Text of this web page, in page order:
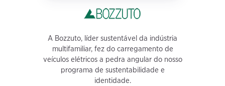
A Bozzuto, líder sustentável da indústria
multifamiliar, fez do carregamento de
veículos elétricos a pedra angular do nosso
programa de sustentabilidade e
identidade.